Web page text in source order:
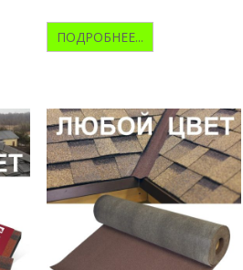
ПОДРОБНЕЕ...